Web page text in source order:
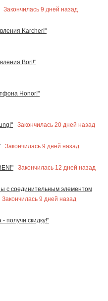
Закончилась 9 дней назад
Karcher!"
Bort!"
Honor!"
Закончилась 20 дней назад
Закончилась 9 дней назад
Закончилась 12 дней назад
с соединительным элементом
Закончилась 9 дней назад
получи скидку!"